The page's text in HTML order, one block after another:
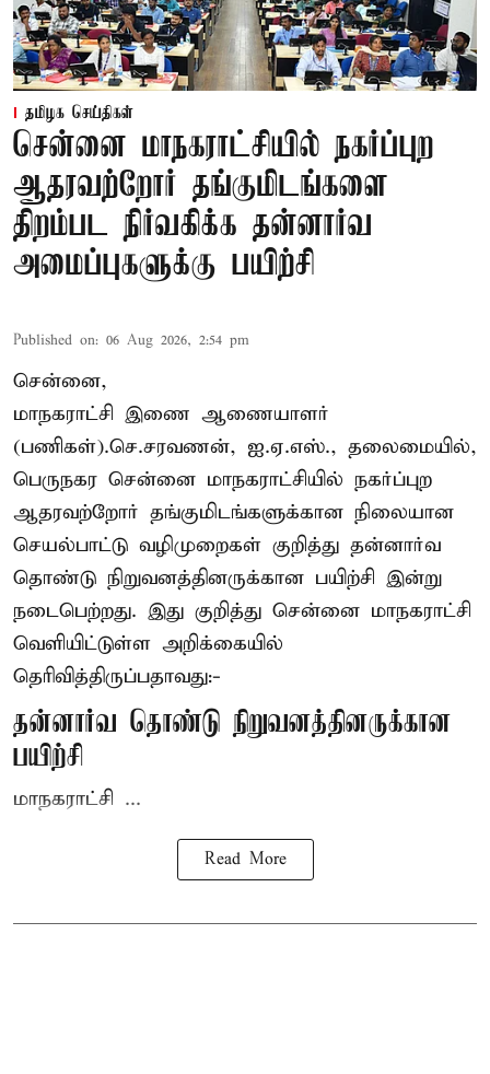
தமிழக செய்திகள்
சென்னை மாநகராட்சியில் நகர்ப்புற
ஆதரவற்றோர் தங்குமிடங்களை
திறம்பட நிர்வகிக்க தன்னார்வ
அமைப்புகளுக்கு பயிற்சி
Published on: 06 Aug 2026, 2:54 pm
சென்னை,
மாநகராட்சி இணை ஆணையாளர்
(பணிகள்).செ.சரவணன், ஐ.ஏ.எஸ்., தலைமையில்,
பெருநகர சென்னை மாநகராட்சியில் நகர்ப்புற
ஆதரவற்றோர் தங்குமிடங்களுக்கான நிலையான
செயல்பாட்டு வழிமுறைகள் குறித்து தன்னார்வ
தொண்டு நிறுவனத்தினருக்கான பயிற்சி இன்று
நடைபெற்றது. இது குறித்து சென்னை மாநகராட்சி
வெளியிட்டுள்ள அறிக்கையில்
தெரிவித்திருப்பதாவது:-
தன்னார்வ தொண்டு நிறுவனத்தினருக்கான
பயிற்சி
மாநகராட்சி ...
Read More